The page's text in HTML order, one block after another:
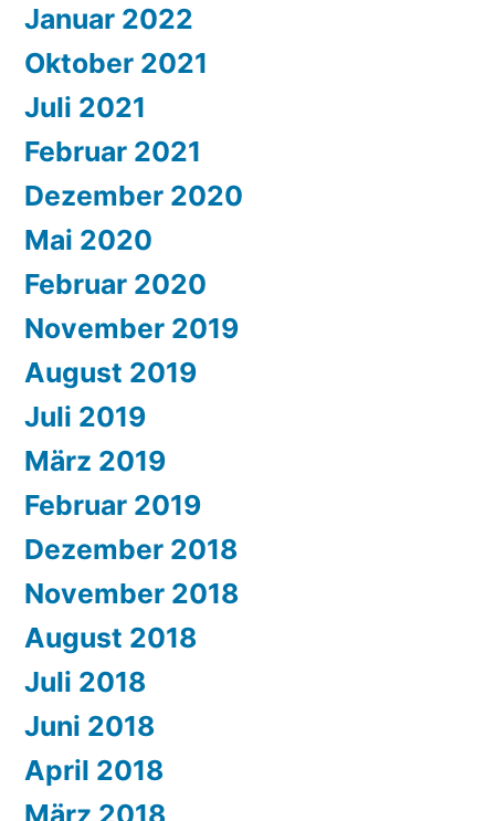
Januar 2022
Oktober 2021
Juli 2021
Februar 2021
Dezember 2020
Mai 2020
Februar 2020
November 2019
August 2019
Juli 2019
März 2019
Februar 2019
Dezember 2018
November 2018
August 2018
Juli 2018
Juni 2018
April 2018